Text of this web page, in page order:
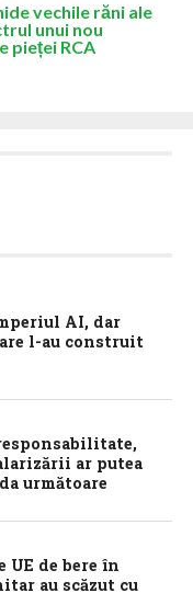
vechile răni ale
unui nou
pieței RCA
AI, dar
l-au construit
ar putea
următoare
de bere în
au scăzut cu